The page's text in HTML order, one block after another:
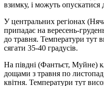
взимку, і можуть опускатися
У центральних регіонах
припадає на вересень-
до травня. Температури тут
сягати 35-40 градусів.
На півдні (Фантьєт, Муйне)
дощами з травня по
квітня. Температури тут